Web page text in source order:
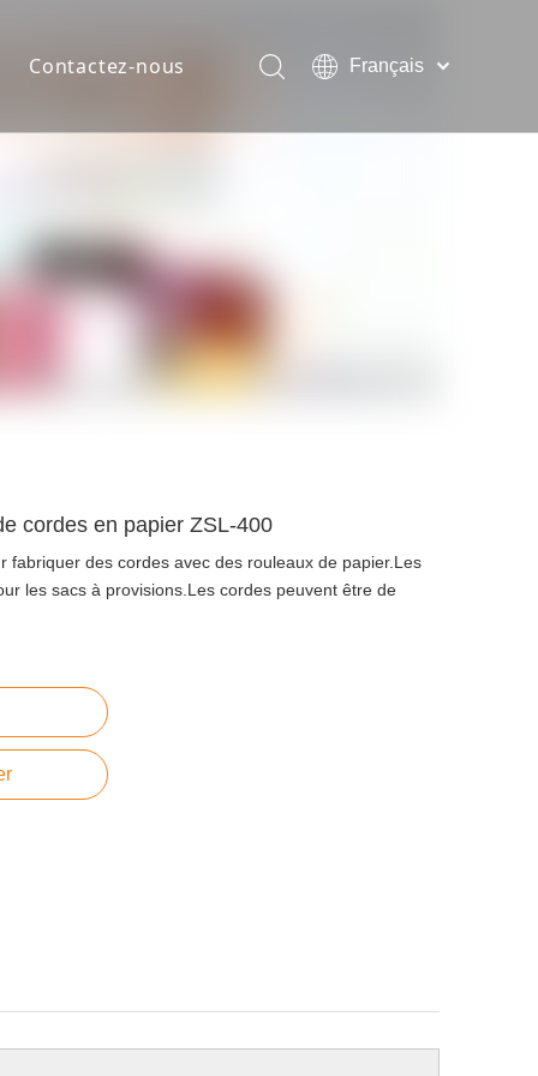
en papier à fond en V
automatique avec machine à poignée plate et
avec une machine à sacs en papier à poignée
automatique
automatique avec machine à poignée
Contactez-nous
Français
简体中文
cordes en papier ZSL-400
fabriquer des cordes avec des rouleaux de papier.Les
les sacs à provisions.Les cordes peuvent être de